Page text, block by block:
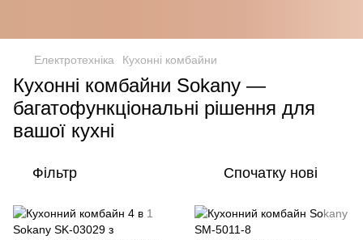
Електротехніка Кухонні комбайни
Кухонні комбайни Sokany —
багатофункціональні рішення для
вашої кухні
Фільтр Спочатку нові